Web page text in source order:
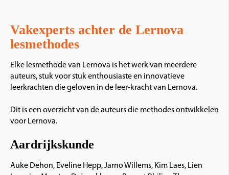
Vakexperts achter de Lernova
lesmethodes
Elke lesmethode van Lernova is het werk van meerdere
auteurs, stuk voor stuk enthousiaste en innovatieve
leerkrachten die geloven in de leer-krachtvan Lernova.
Dit is een overzicht van de auteurs die methodes ontwikkelen
voor Lernova.
Aardrijkskunde
Auke Dehon, Eveline Hepp, Jarno Willems, Kim Laes, Lien